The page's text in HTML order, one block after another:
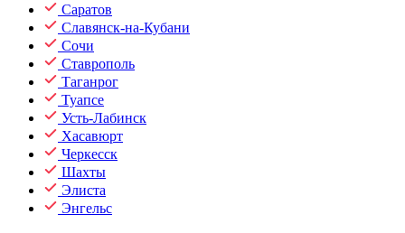
Саратов
Славянск-на-Кубани
Сочи
Ставрополь
Таганрог
Туапсе
Усть-Лабинск
Хасавюрт
Черкесск
Шахты
Элиста
Энгельс